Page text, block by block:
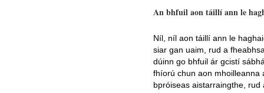
An bhfuil aon táillí ann le
Níl, níl aon táillí ann le
siar gan uaim, rud a
dúinn go bhfuil ár gcistí
fhíorú chun aon mhoilleanna
bpróiseas aistarraingthe,